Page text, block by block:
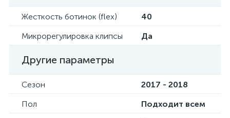
Жесткость ботинок (flex)
40
Микрорегулировка клипсы
Да
Другие параметры
Сезон
2017 - 2018
Пол
Подходит всем